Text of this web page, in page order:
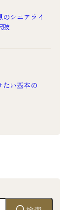
う！老人ホ
時の対策
シニアライ
肢
たい基本の